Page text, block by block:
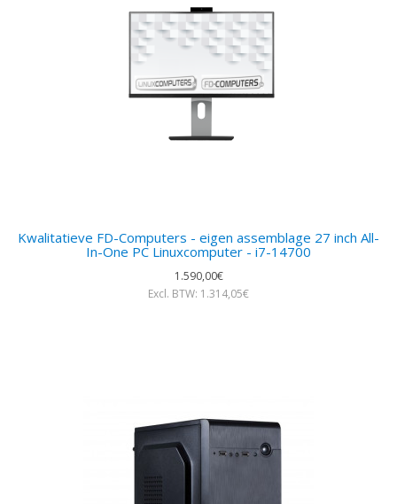
Kwalitatieve FD-Computers - eigen assemblage 27 inch All-
In-One PC Linuxcomputer - i7-14700
1.590,00€
Excl. BTW: 1.314,05€